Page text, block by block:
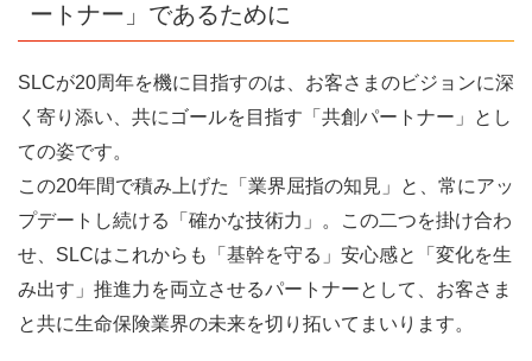
ートナー」であるために
SLCが20周年を機に目指すのは、お客さまのビジョンに深
く寄り添い、共にゴールを目指す「共創パートナー」とし
ての姿です。
この20年間で積み上げた「業界屈指の知見」と、常にアッ
プデートし続ける「確かな技術力」。この二つを掛け合わ
せ、SLCはこれからも「基幹を守る」安心感と「変化を生
み出す」推進力を両立させるパートナーとして、お客さま
と共に生命保険業界の未来を切り拓いてまいります。